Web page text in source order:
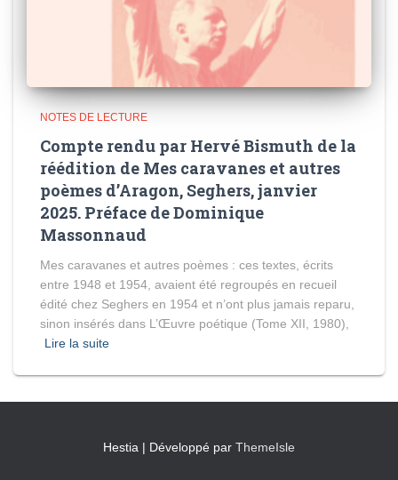
NOTES DE LECTURE
Compte rendu par Hervé Bismuth de la
réédition de Mes caravanes et autres
poèmes d’Aragon, Seghers, janvier
2025. Préface de Dominique
Massonnaud
Mes caravanes et autres poèmes : ces textes, écrits
entre 1948 et 1954, avaient été regroupés en recueil
édité chez Seghers en 1954 et n’ont plus jamais reparu,
sinon insérés dans L’Œuvre poétique (Tome XII, 1980),
Lire la suite
Hestia | Développé par ThemeIsle